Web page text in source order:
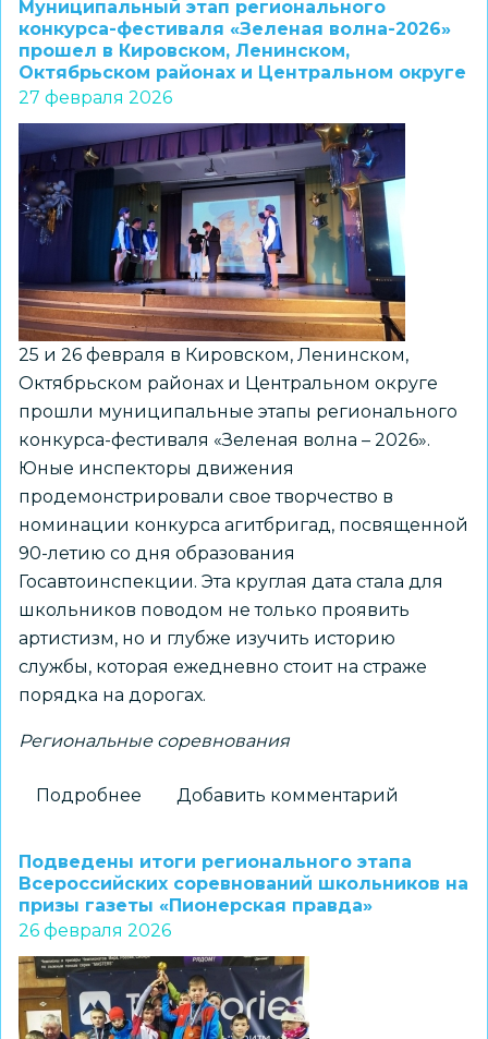
региона
собрались
на
финал
зимнего
фестиваля
ГТО
Муниципальный этап регионального
конкурса-фестиваля «Зеленая волна-2026»
прошел в Кировском, Ленинском,
Октябрьском районах и Центральном округе
27 февраля 2026
25 и 26 февраля в Кировском, Ленинском,
Октябрьском районах и Центральном округе
прошли муниципальные этапы регионального
конкурса-фестиваля «Зеленая волна – 2026».
Юные инспекторы движения
продемонстрировали свое творчество в
номинации конкурса агитбригад, посвященной
90-летию со дня образования
Госавтоинспекции. Эта круглая дата стала для
школьников поводом не только проявить
артистизм, но и глубже изучить историю
службы, которая ежедневно стоит на страже
порядка на дорогах.
Региональные соревнования
Подробнее
регионального
конкурса-
фестиваля
«Зеленая
волна-2026»
прошел
Добавить комментарий
Подведены итоги регионального этапа
Всероссийских соревнований школьников на
призы газеты «Пионерская правда»
26 февраля 2026